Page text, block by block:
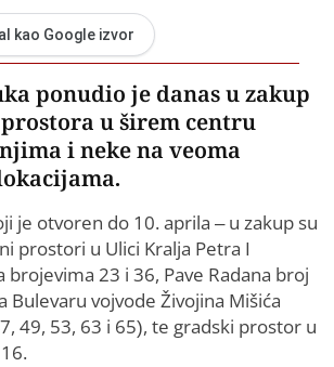
kao Google izvor
ponudio je danas u zakup
u širem centru
i neke na veoma
je otvoren do 10. aprila – u zakup su
prostori u Ulici Kralja Petra I
brojevima 23 i 36, Pave Radana broj
Bulevaru vojvode Živojina Mišića
49, 53, 63 i 65), te gradski prostor u